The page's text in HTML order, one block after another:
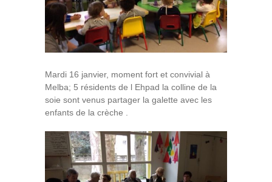
Mardi 16 janvier, moment fort et convivial à
Melba; 5 résidents de l Ehpad la colline de la
soie sont venus partager la galette avec les
enfants de la crèche .